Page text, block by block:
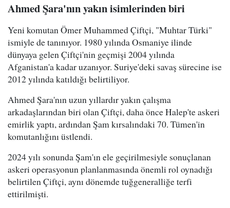
Ahmed Şara'nın yakın isimlerinden biri
Yeni komutan Ömer Muhammed Çiftçi, "Muhtar Türki"
ismiyle de tanınıyor. 1980 yılında Osmaniye ilinde
dünyaya gelen Çiftçi'nin geçmişi 2004 yılında
Afganistan'a kadar uzanıyor. Suriye'deki savaş sürecine ise
2012 yılında katıldığı belirtiliyor.
Ahmed Şara'nın uzun yıllardır yakın çalışma
arkadaşlarından biri olan Çiftçi, daha önce Halep'te askeri
emirlik yaptı, ardından Şam kırsalındaki 70. Tümen'in
komutanlığını üstlendi.
2024 yılı sonunda Şam'ın ele geçirilmesiyle sonuçlanan
askeri operasyonun planlanmasında önemli rol oynadığı
belirtilen Çiftçi, aynı dönemde tuğgeneralliğe terfi
ettirilmişti.